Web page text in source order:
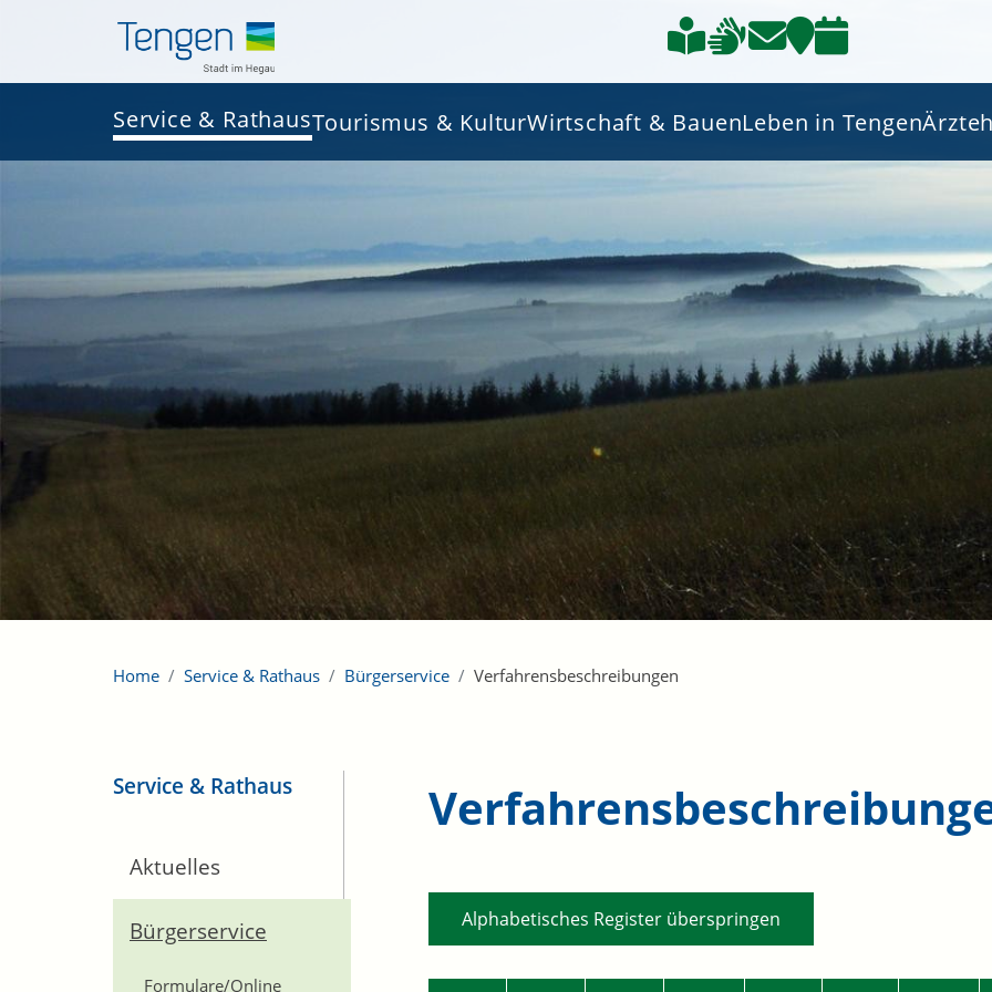
Service & RathausTourismus & KulturWirtschaft & BauenLeben in Tengen
Home Service & Rathaus Bürgerservice Verfahrensbeschreibungen
Service & Rathaus
Aktuelles
Bürgerservice
Formulare/Online
Alphabetisches Register überspringen